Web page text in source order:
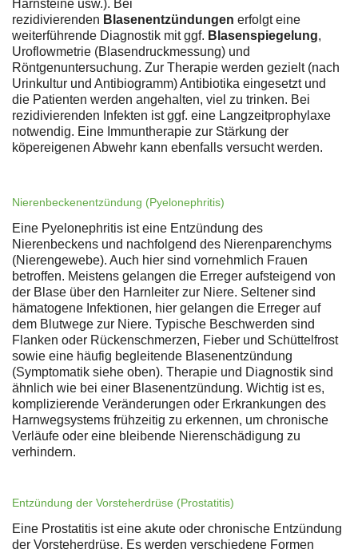
Harnsteine usw.). Bei
rezidivierenden Blasenentzündungen erfolgt eine
weiterführende Diagnostik mit ggf. Blasenspiegelung,
Uroflowmetrie (Blasendruckmessung) und
Röntgenuntersuchung. Zur Therapie werden gezielt (nach
Urinkultur und Antibiogramm) Antibiotika eingesetzt und
die Patienten werden angehalten, viel zu trinken. Bei
rezidivierenden Infekten ist ggf. eine Langzeitprophylaxe
notwendig. Eine Immuntherapie zur Stärkung der
köpereigenen Abwehr kann ebenfalls versucht werden.
Nierenbeckenentzündung (Pyelonephritis)
Eine Pyelonephritis ist eine Entzündung des
Nierenbeckens und nachfolgend des Nierenparenchyms
(Nierengewebe). Auch hier sind vornehmlich Frauen
betroffen. Meistens gelangen die Erreger aufsteigend von
der Blase über den Harnleiter zur Niere. Seltener sind
hämatogene Infektionen, hier gelangen die Erreger auf
dem Blutwege zur Niere. Typische Beschwerden sind
Flanken oder Rückenschmerzen, Fieber und Schüttelfrost
sowie eine häufig begleitende Blasenentzündung
(Symptomatik siehe oben). Therapie und Diagnostik sind
ähnlich wie bei einer Blasenentzündung. Wichtig ist es,
komplizierende Veränderungen oder Erkrankungen des
Harnwegsystems frühzeitig zu erkennen, um chronische
Verläufe oder eine bleibende Nierenschädigung zu
verhindern.
Entzündung der Vorsteherdrüse (Prostatitis)
Eine Prostatitis ist eine akute oder chronische Entzündung
der Vorsteherdrüse. Es werden verschiedene Formen